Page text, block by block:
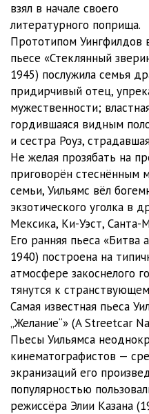
взял в начале своего
литературного поприща.
Прототипом Уингфилдов
пьесе «Стеклянный
1945) послужила семья
придирчивый отец,
мужественности;
гордившаяся видным
и сестра Роуз,
Не желая прозябать на
приговорён стеснённым
семьи, Уильямс вёл
экзотического уголка в
Мексика, Ки-Уэст, Санта-
Его ранняя пьеса «Битва
1940) построена на
атмосфере закоснелого
тянутся к
Самая известная пьеса
„Желание“» (A Streetcar
Пьесы Уильямса
кинематографистов —
экранизаций его
популярностью
режиссёра Элии Казана